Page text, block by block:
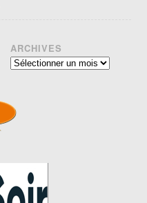
ARCHIVES
Archives